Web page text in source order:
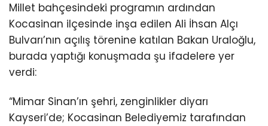
Millet bahçesindeki programın ardından
Kocasinan ilçesinde inşa edilen Ali İhsan Alçı
Bulvarı’nın açılış törenine katılan Bakan Uraloğlu,
burada yaptığı konuşmada şu ifadelere yer
verdi:
“Mimar Sinan’ın şehri, zenginlikler diyarı
Kayseri’de; Kocasinan Belediyemiz tarafından